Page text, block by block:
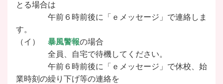
とる場合は
午前６時前後に「ｅメッセージ」で連絡しま
す。
（イ） 暴風警報の場合
全員、自宅で待機してください。
午前６時前後に「ｅメッセージ」で休校、始
業時刻 の繰り下げ等の連絡を